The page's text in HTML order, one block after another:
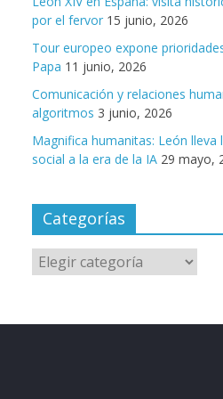
por el fervor 15 junio, 2026
Tour europeo expone
Papa 11 junio, 2026
Comunicación y relaciones
algoritmos 3 junio, 2026
Magnifica humanitas: León lleva
social a la era de la IA 29 mayo,
Categorías